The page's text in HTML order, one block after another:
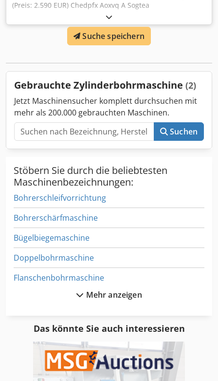
(Preis: 2.590 EUR) Chedpfx Aoxvq A Sogtea
Suche speichern
Gebrauchte Zylinderbohrmaschine (2)
Jetzt Maschinensucher komplett durchsuchen mit
mehr als 200.000 gebrauchten Maschinen.
Suchen
Stöbern Sie durch die beliebtesten
Maschinenbezeichnungen:
Bohrerschleifvorrichtung
Bohrerschärfmaschine
Bügelbiegemaschine
Doppelbohrmaschine
Flanschenbohrmaschine
Gewindemaschine
Kernschiessmaschine
Kleindrehmaschine
Mehr anzeigen
Das könnte Sie auch interessieren